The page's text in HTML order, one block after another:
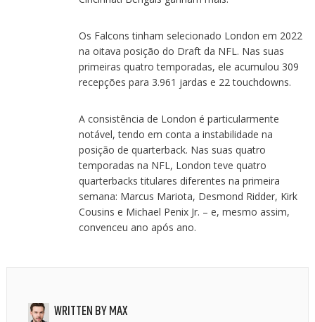
Os Falcons tinham selecionado London em 2022
na oitava posição do Draft da NFL. Nas suas
primeiras quatro temporadas, ele acumulou 309
recepções para 3.961 jardas e 22 touchdowns.
A consistência de London é particularmente
notável, tendo em conta a instabilidade na
posição de quarterback. Nas suas quatro
temporadas na NFL, London teve quatro
quarterbacks titulares diferentes na primeira
semana: Marcus Mariota, Desmond Ridder, Kirk
Cousins e Michael Penix Jr. – e, mesmo assim,
convenceu ano após ano.
WRITTEN BYMAX